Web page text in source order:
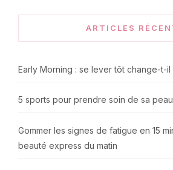
ARTICLES
Early Morning : se lever tôt change-t-
5 sports pour prendre soin de sa
Gommer les signes de fatigue en 15
beauté express du matin